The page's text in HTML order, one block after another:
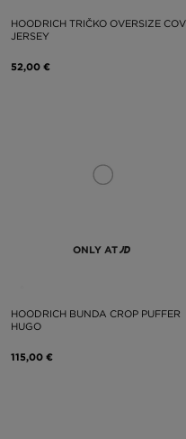
HOODRICH TRIČKO OVERSIZE
JERSEY
52,00 €
ONLY AT
HOODRICH BUNDA CROP PUFFER
HUGO
115,00 €